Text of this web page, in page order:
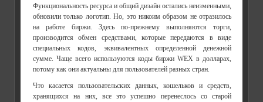
Функциональность ресурса и общий дизайн остались неизменными,
обновили только логотип. Но, это никоим образом не отразилось
на работе биржи. Здесь по-прежнему выполняются торги,
производится обмен средствами, которые передаются в виде
специальных кодов, эквивалентных определенной денежной
сумме. Чаще всего используются коды биржи WEX в долларах,
потому как они актуальны для пользователей разных стран.
Что касается пользовательских данных, кошельков и средств,
хранящихся на них, все это успешно перенеслось со старой